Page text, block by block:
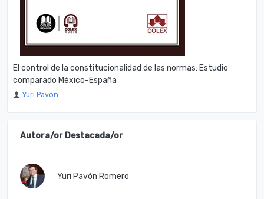
El control de la constitucionalidad de las normas: Estudio
comparado México-España
Yuri Pavón
Autora/or Destacada/or
Yuri Pavón Romero